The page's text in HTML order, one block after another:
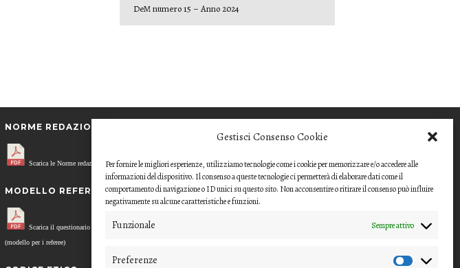
Gestisci Consenso Cookie
Per fornire le migliori esperienze, utilizziamo tecnologie come i cookie per memorizzare e/o accedere alle
informazioni del dispositivo. Il consenso a queste tecnologie ci permetterà di elaborare dati come il
comportamento di navigazione o ID unici su questo sito. Non acconsentire o ritirare il consenso può influire
negativamente su alcune caratteristiche e funzioni.
Funzionale Sempre attivo
Preferenze
DeM numero 15 – Anno 2024
NORME REDAZIONALI
Scarica le Norme redazionali.
MODELLO REFEREE
Scarica il questionario di valutazione
(modello per i referee)
CONTRIBUTO
Gli articoli o i contributi da proporre devono
essere inviati ai